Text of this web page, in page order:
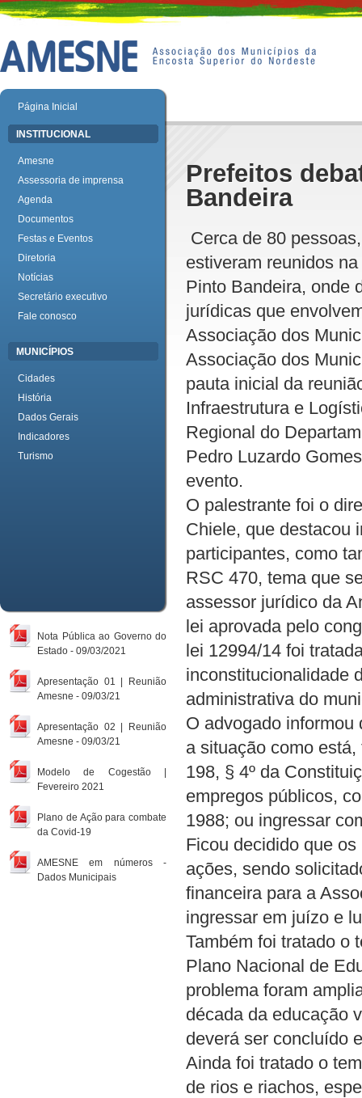
Página Inicial
INSTITUCIONAL
Amesne
Assessoria de imprensa
Agenda
Documentos
Festas e Eventos
Diretoria
Notícias
Secretário executivo
Fale conosco
MUNICÍPIOS
Cidades
História
Dados Gerais
Indicadores
Turismo
Nota Pública ao Governo do
Estado - 09/03/2021
Apresentação 01 | Reunião
Amesne - 09/03/21
Apresentação 02 | Reunião
Amesne - 09/03/21
Modelo de Cogestão |
Fevereiro 2021
Plano de Ação para combate
da Covid-19
AMESNE em números -
Dados Municipais
Prefeitos
Bandeira
Cerca de 80
estiveram reunidos
Pinto Bandeira, onde
jurídicas que
Associação dos
Associação dos
pauta inicial da
Infraestrutura e
Regional do
Pedro Luzardo
evento.
O palestrante foi o
Chiele, que destacou
participantes, como
RSC 470, tema que
assessor jurídico da
lei aprovada pelo
lei 12994/14 foi
inconstitucionalidade
administrativa do
O advogado
a situação como
198, § 4º da
empregos públicos,
1988; ou ingressar
Ficou decidido que
ações, sendo
financeira para a
ingressar em juízo e
Também foi tratado o
Plano Nacional de
problema foram
década da educação
deverá ser concluído
Ainda foi tratado o
de rios e riachos,